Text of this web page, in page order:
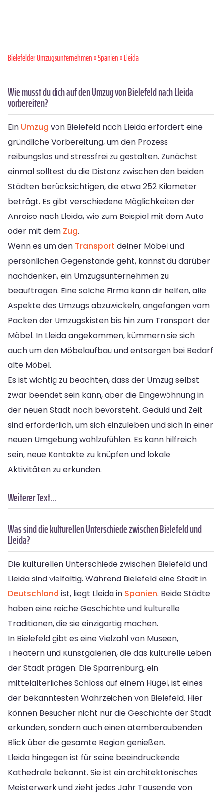
Bielefelder Umzugsunternehmen»Spanien» Lleida
Wie musst du dich auf den Umzug von Bielefeld nach Lleida
vorbereiten?
Ein Umzug von Bielefeld nach Lleida erfordert eine
gründliche Vorbereitung, um den Prozess
reibungslos und stressfrei zu gestalten. Zunächst
einmal solltest du die Distanz zwischen den beiden
Städten berücksichtigen, die etwa 252 Kilometer
beträgt. Es gibt verschiedene Möglichkeiten der
Anreise nach Lleida, wie zum Beispiel mit dem Auto
oder mit dem Zug.
Wenn es um den Transport deiner Möbel und
persönlichen Gegenstände geht, kannst du darüber
nachdenken, ein Umzugsunternehmen zu
beauftragen. Eine solche Firma kann dir helfen, alle
Aspekte des Umzugs abzuwickeln, angefangen vom
Packen der Umzugskisten bis hin zum Transport der
Möbel. In Lleida angekommen, kümmern sie sich
auch um den Möbelaufbau und entsorgen bei Bedarf
alte Möbel.
Es ist wichtig zu beachten, dass der Umzug selbst
zwar beendet sein kann, aber die Eingewöhnung in
der neuen Stadt noch bevorsteht. Geduld und Zeit
sind erforderlich, um sich einzuleben und sich in einer
neuen Umgebung wohlzufühlen. Es kann hilfreich
sein, neue Kontakte zu knüpfen und lokale
Aktivitäten zu erkunden.
Weiterer Text…
Was sind die kulturellen Unterschiede zwischen Bielefeld und
Lleida?
Die kulturellen Unterschiede zwischen Bielefeld und
Lleida sind vielfältig. Während Bielefeld eine Stadt in
Deutschland ist, liegt Lleida in Spanien. Beide Städte
haben eine reiche Geschichte und kulturelle
Traditionen, die sie einzigartig machen.
In Bielefeld gibt es eine Vielzahl von Museen,
Theatern und Kunstgalerien, die das kulturelle Leben
der Stadt prägen. Die Sparrenburg, ein
mittelalterliches Schloss auf einem Hügel, ist eines
der bekanntesten Wahrzeichen von Bielefeld. Hier
können Besucher nicht nur die Geschichte der Stadt
erkunden, sondern auch einen atemberaubenden
Blick über die gesamte Region genießen.
Lleida hingegen ist für seine beeindruckende
Kathedrale bekannt. Sie ist ein architektonisches
Meisterwerk und zieht jedes Jahr Tausende von